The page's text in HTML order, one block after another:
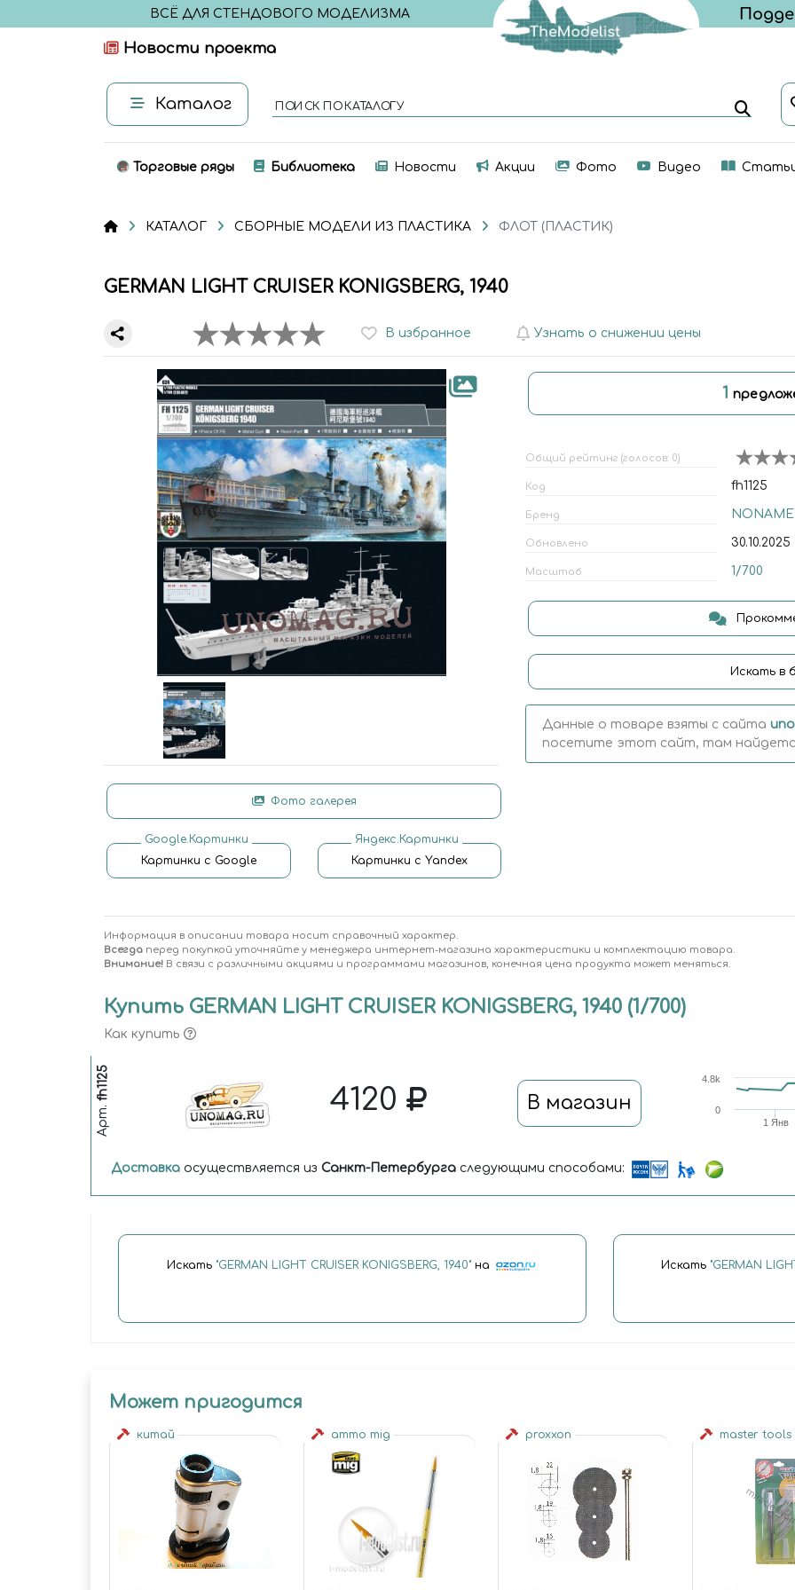
ВСЁ ДЛЯ СТЕНДОВОГО МОДЕЛИЗМА
Новости проекта
Каталог ПОИСК ПО КАТАЛОГУ
Торговые ряды Библиотека Новости Акции Фото Видео
КАТАЛОГ СБОРНЫЕ МОДЕЛИ ИЗ ПЛАСТИКА ФЛОТ (ПЛАСТИК)
GERMAN LIGHT CRUISER KONIGSBERG, 1940
В избранное Узнать о снижении цены
Фото галерея
Google.Картинки
Картинки с Google
Яндекс.Картинки
Картинки с Yandex
1
Общий рейтинг (голосов: 0)
Код fh1125
Бренд NONAME
Обновлено 30.10.2025
Масштаб 1/700
Искать в
Данные о товаре взяты с сайта
посетите этот сайт, там
Информация в описании товара носит справочный характер.
Всегда перед покупкой уточняйте у менеджера интернет-магазина характеристики и комплектацию товара.
Внимание! В связи с различными акциями и программами магазинов, конечная цена продукта может меняться.
Купить GERMAN LIGHT CRUISER KONIGSBERG, 1940 (1/700)
Как купить
Арт.
fh1125 4120 В магазин
1 Янв
0
4.8k
Доставка осуществляется из Санкт-Петербурга следующими способами:
Искать "GERMAN LIGHT CRUISER KONIGSBERG, 1940"на Искать "GERMAN
Может пригодится
китай ammo mig proxxon master tools